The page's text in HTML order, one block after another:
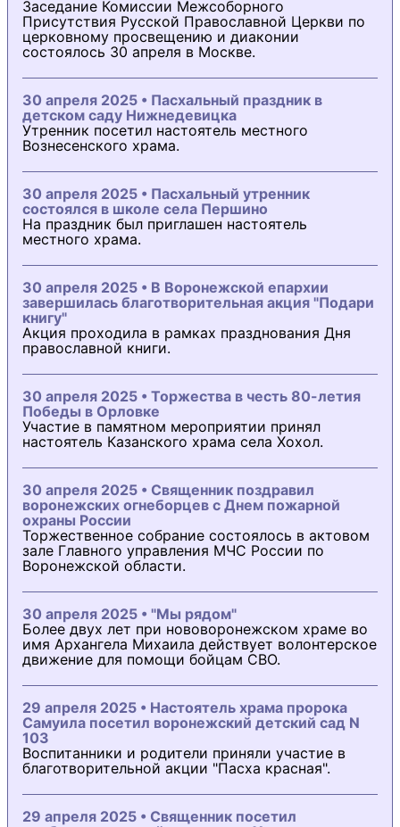
Заседание Комиссии Межсоборного
Присутствия Русской Православной Церкви по
церковному просвещению и диаконии
состоялось 30 апреля в Москве.
30 апреля 2025 • Пасхальный праздник в
детском саду Нижнедевицка
Утренник посетил настоятель местного
Вознесенского храма.
30 апреля 2025 • Пасхальный утренник
состоялся в школе села Першино
На праздник был приглашен настоятель
местного храма.
30 апреля 2025 • В Воронежской епархии
завершилась благотворительная акция "Подари
книгу"
Акция проходила в рамках празднования Дня
православной книги.
30 апреля 2025 • Торжества в честь 80-летия
Победы в Орловке
Участие в памятном мероприятии принял
настоятель Казанского храма села Хохол.
30 апреля 2025 • Священник поздравил
воронежских огнеборцев с Днем пожарной
охраны России
Торжественное собрание состоялось в актовом
зале Главного управления МЧС России по
Воронежской области.
30 апреля 2025 • "Мы рядом"
Более двух лет при нововоронежском храме во
имя Архангела Михаила действует волонтерское
движение для помощи бойцам СВО.
29 апреля 2025 • Настоятель храма пророка
Самуила посетил воронежский детский сад N
103
Воспитанники и родители приняли участие в
благотворительной акции "Пасха красная".
29 апреля 2025 • Священник посетил